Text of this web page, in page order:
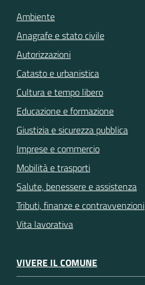
Ambiente
Anagrafe e stato civile
Autorizzazioni
Catasto e urbanistica
Cultura e tempo libero
Educazione e formazione
Giustizia e sicurezza pubblica
Imprese e commercio
Mobilità e trasporti
Salute, benessere e assistenza
Tributi, finanze e contravvenzioni
Vita lavorativa
VIVERE IL COMUNE